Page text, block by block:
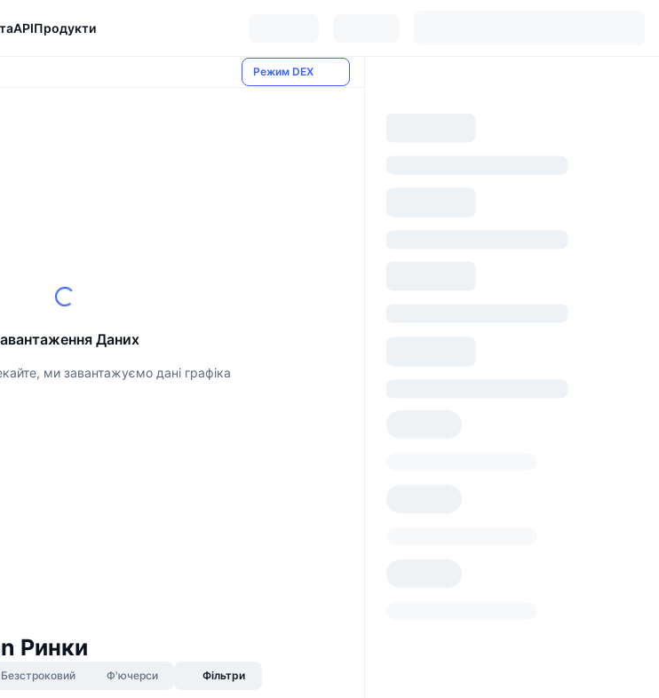
APIПродукти
Режим DEX
Даних
ми завантажуємо дані графіка
Ринки
Безстроковий Ф'ючерси Фільтри